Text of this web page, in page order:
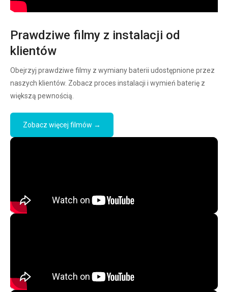
Prawdziwe filmy z instalacji od
klientów
Obejrzyj prawdziwe filmy z wymiany baterii udostępnione przez
naszych klientów. Zobacz proces instalacji i wymień baterię z
większą pewnością.
Zobacz więcej filmów →